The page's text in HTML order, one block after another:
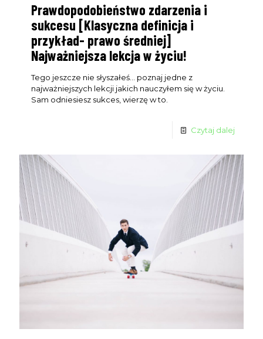
Prawdopodobieństwo zdarzenia i
sukcesu [Klasyczna definicja i
przykład- prawo średniej]
Najważniejsza lekcja w życiu!
Tego jeszcze nie słyszałeś... poznaj jedne z
najważniejszych lekcji jakich nauczyłem się w życiu.
Sam odniesiesz sukces, wierzę w to.
Czytaj dalej